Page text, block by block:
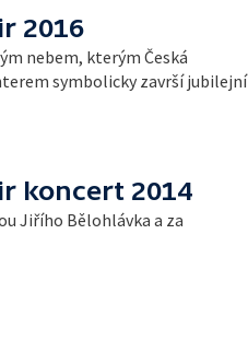
2016
nebem, kterým Česká
symbolicky završí jubilejní
koncert 2014
Jiřího Bělohlávka a za